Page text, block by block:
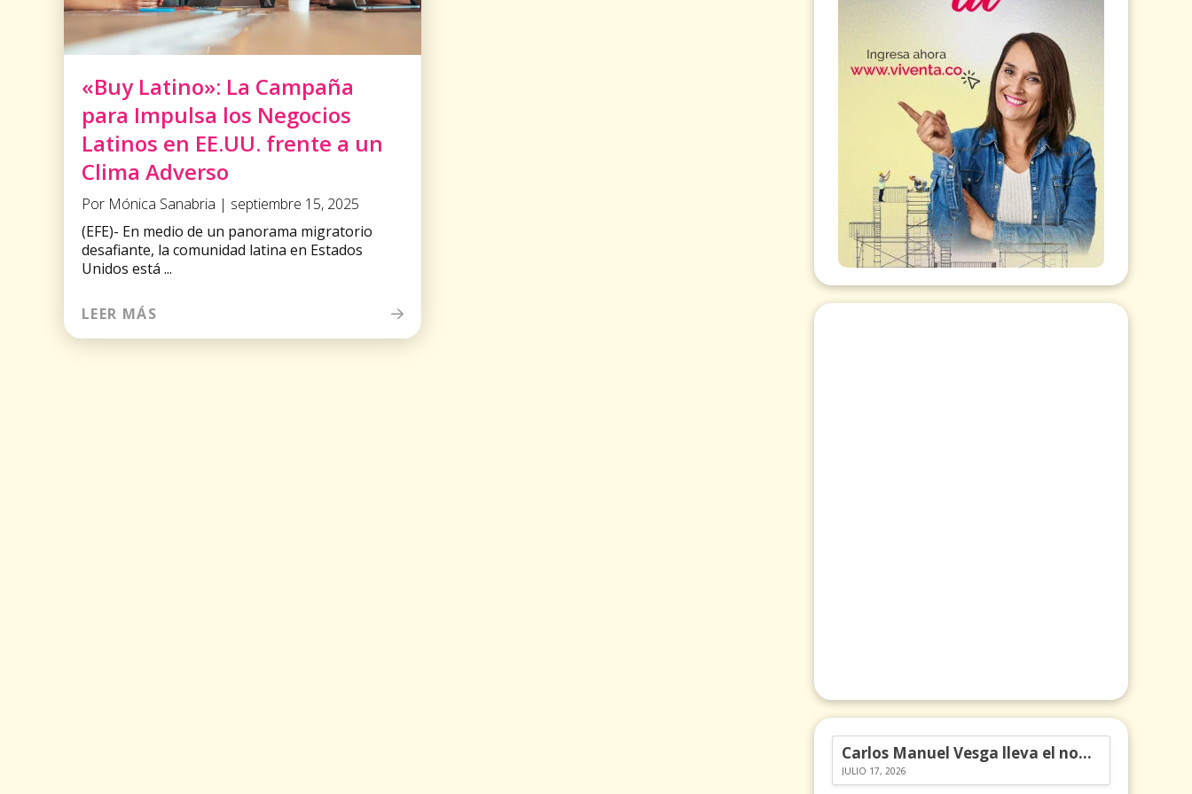
«Buy Latino»: La Campaña
para Impulsa los Negocios
Latinos en EE.UU. frente a un
Clima Adverso
Por Mónica Sanabria | septiembre 15, 2025
(EFE)- En medio de un panorama migratorio
desafiante, la comunidad latina en Estados
Unidos está ...
LEER MÁS
Carlos Manuel Vesga lleva el nombre de Colombia a los Emmy
JULIO 17, 2026